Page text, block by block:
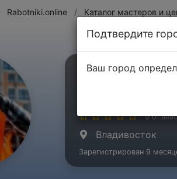
Rabotniki.online / Каталог мастеров и
Евгений
0
Владивосток
Зарегистрирован 9
Подтвердите
Ваш город